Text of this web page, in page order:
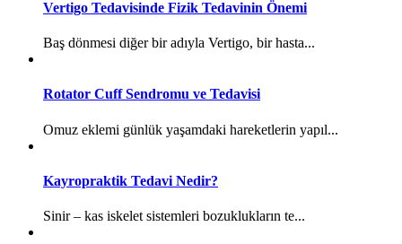
Vertigo Tedavisinde Fizik Tedavinin Önemi
Baş dönmesi diğer bir adıyla Vertigo, bir hasta...
Rotator Cuff Sendromu ve Tedavisi
Omuz eklemi günlük yaşamdaki hareketlerin yapıl...
Kayropraktik Tedavi Nedir?
Sinir – kas iskelet sistemleri bozuklukların te...